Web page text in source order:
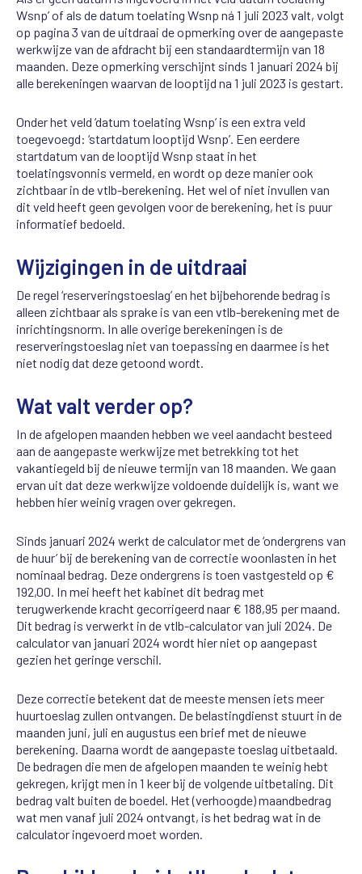
Wsnp’ of als de datum toelating Wsnp ná 1 juli 2023 valt, volgt
op pagina 3 van de uitdraai de opmerking over de aangepaste
werkwijze van de afdracht bij een standaardtermijn van 18
maanden. Deze opmerking verschijnt sinds 1 januari 2024 bij
alle berekeningen waarvan de looptijd na 1 juli 2023 is gestart.
Onder het veld ‘datum toelating Wsnp’ is een extra veld
toegevoegd: ‘startdatum looptijd Wsnp’. Een eerdere
startdatum van de looptijd Wsnp staat in het
toelatingsvonnis vermeld, en wordt op deze manier ook
zichtbaar in de vtlb-berekening. Het wel of niet invullen van
dit veld heeft geen gevolgen voor de berekening, het is puur
informatief bedoeld.
Wijzigingen in de uitdraai
De regel ‘reserveringstoeslag’ en het bijbehorende bedrag is
alleen zichtbaar als sprake is van een vtlb-berekening met de
inrichtingsnorm. In alle overige berekeningen is de
reserveringstoeslag niet van toepassing en daarmee is het
niet nodig dat deze getoond wordt.
Wat valt verder op?
In de afgelopen maanden hebben we veel aandacht besteed
aan de aangepaste werkwijze met betrekking tot het
vakantiegeld bij de nieuwe termijn van 18 maanden. We gaan
ervan uit dat deze werkwijze voldoende duidelijk is, want we
hebben hier weinig vragen over gekregen.
Sinds januari 2024 werkt de calculator met de ‘ondergrens van
de huur’ bij de berekening van de correctie woonlasten in het
nominaal bedrag. Deze ondergrens is toen vastgesteld op €
192,00. In mei heeft het kabinet dit bedrag met
terugwerkende kracht gecorrigeerd naar € 188,95 per maand.
Dit bedrag is verwerkt in de vtlb-calculator van juli 2024. De
calculator van januari 2024 wordt hier niet op aangepast
gezien het geringe verschil.
Deze correctie betekent dat de meeste mensen iets meer
huurtoeslag zullen ontvangen. De belastingdienst stuurt in de
maanden juni, juli en augustus een brief met de nieuwe
berekening. Daarna wordt de aangepaste toeslag uitbetaald.
De bedragen die men de afgelopen maanden te weinig hebt
gekregen, krijgt men in 1 keer bij de volgende uitbetaling. Dit
bedrag valt buiten de boedel. Het (verhoogde) maandbedrag
wat men vanaf juli 2024 ontvangt, is het bedrag wat in de
calculator ingevoerd moet worden.